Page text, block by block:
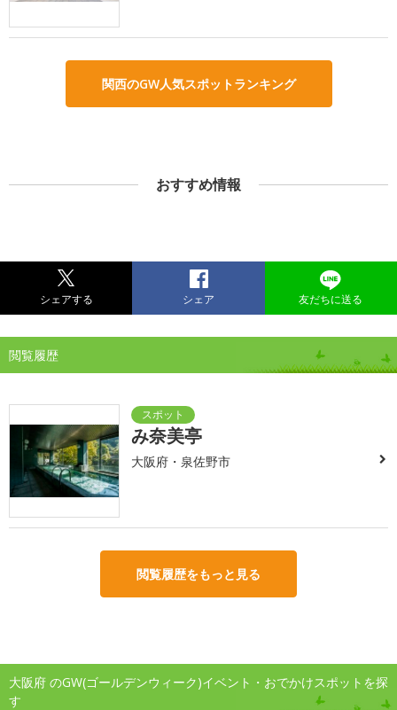
関西のGW人気スポットランキング
おすすめ情報
シェアする シェア 友だちに送る
閲覧履歴
み奈美亭
大阪府・泉佐野市
閲覧履歴をもっと見る
大阪府 のGW(ゴールデンウィーク)イベント・おでかけスポットを探
す